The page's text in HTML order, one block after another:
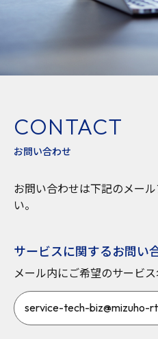
CONTACT
お問い合わせ
お問い合わせは下記のメー
い。
サービスに関するお問い
メール内にご希望のサービ
service-tech-biz@mizuho-